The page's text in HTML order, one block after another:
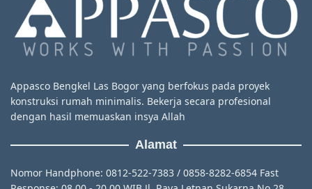
Appasco Bengkel Las Bogor yang berfokus pada proyek
konstruksi rumah minimalis. Bekerja secara profesional
dengan hasil memuaskan insya Allah
Alamat
Nomor Handphone: 0812-522-7383 / 0858-8282-6854 Fast